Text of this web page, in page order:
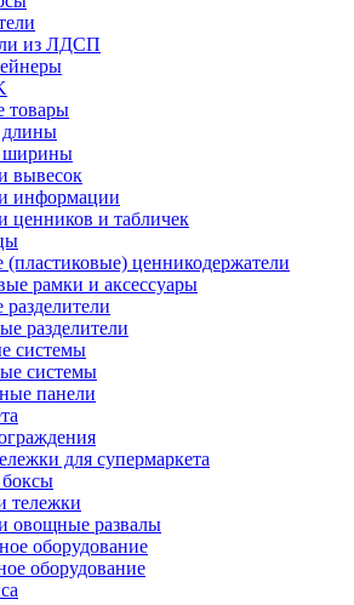
из ЛДСП
товары
длины
ширины
вывесок
информации
ценников и табличек
ценникодержатели
рамки и аксессуары
разделители
системы
системы
панели
для супермаркета
тележки
овощные развалы
оборудование
оборудование